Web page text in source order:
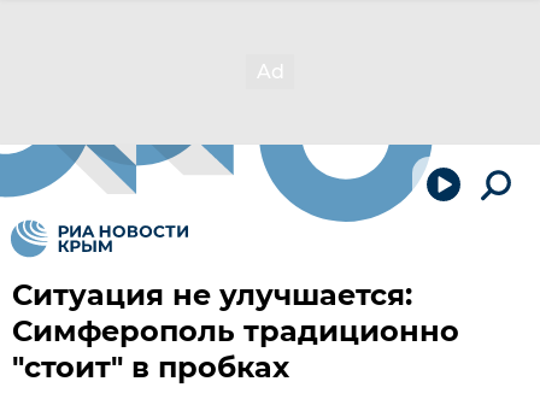
Ситуация не улучшается:
Симферополь традиционно
"стоит" в пробках